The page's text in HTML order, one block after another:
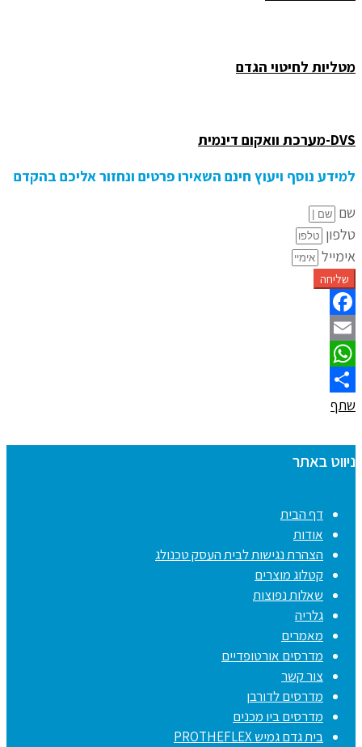
מטליות לחיטוי הגדם
DVS-מערכת וואקום דינמית
למידע נוסף ויעוץ חינם השאירו פרטים ונחזור אליכם בהקדם
שם
טלפון
אימייל
שליחה
Facebook
Email
WhatsApp
שתף
ניווט באתר
דף הבית
אודות
הצהרת נגישות לבית העסק טכנולג
קטלוג מוצרים
שאלות נפוצות
גלריה
מאמרים
מדרסים אורטופדיים
צור קשר
מדרסים לדורבן
מדרסים ביו מכנים
בית גדם גמיש PROTHEFLEX